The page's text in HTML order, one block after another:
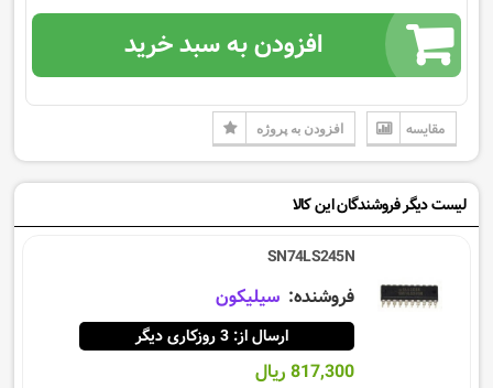
افزودن به سبد خرید
مقایسه افزودن به پروژه
لیست دیگر فروشندگان این کالا
SN74LS245N
فروشنده: سيليكون
ارسال از: 3 روزکاری دیگر
817,300 ریال